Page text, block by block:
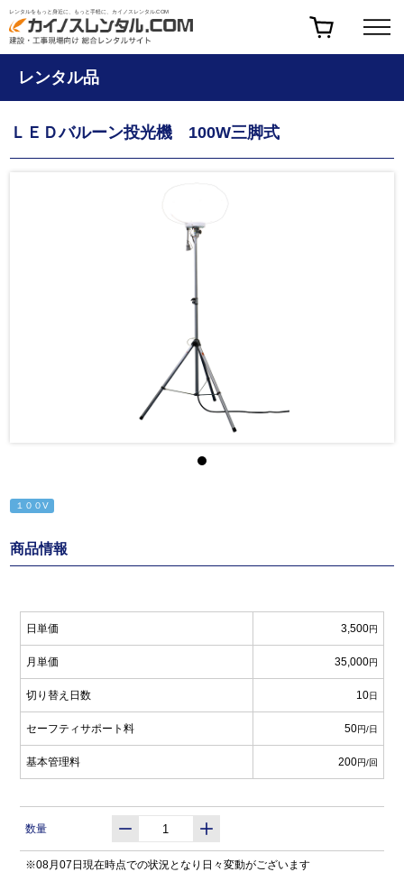
レンタルをもっと身近に、もっと手軽に、カイノスレンタル.COM
レンタル品
ＬＥＤバルーン投光機 100W三脚式
１００V
商品情報
日単価 3,500円
月単価 35,000円
切り替え日数 10日
セーフティサポート料 50円/日
基本管理料 200円/回
数量
※08月07日現在時点での状況となり日々変動がございます